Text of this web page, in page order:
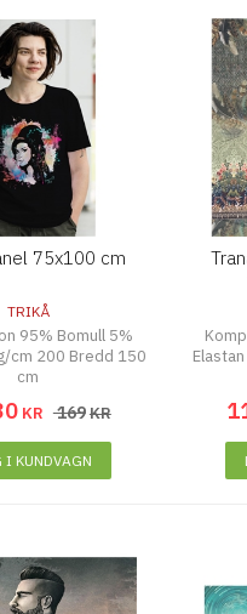
75x100 cm
TRIKÅ
95% Bomull 5%
cm 200 Bredd 150
cm
KR 169KR
I KUNDVAGN